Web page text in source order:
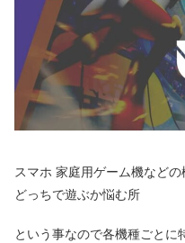
スマホ 家庭用ゲーム機など
どっちで遊ぶか悩む所
という事なので各機種ごとに